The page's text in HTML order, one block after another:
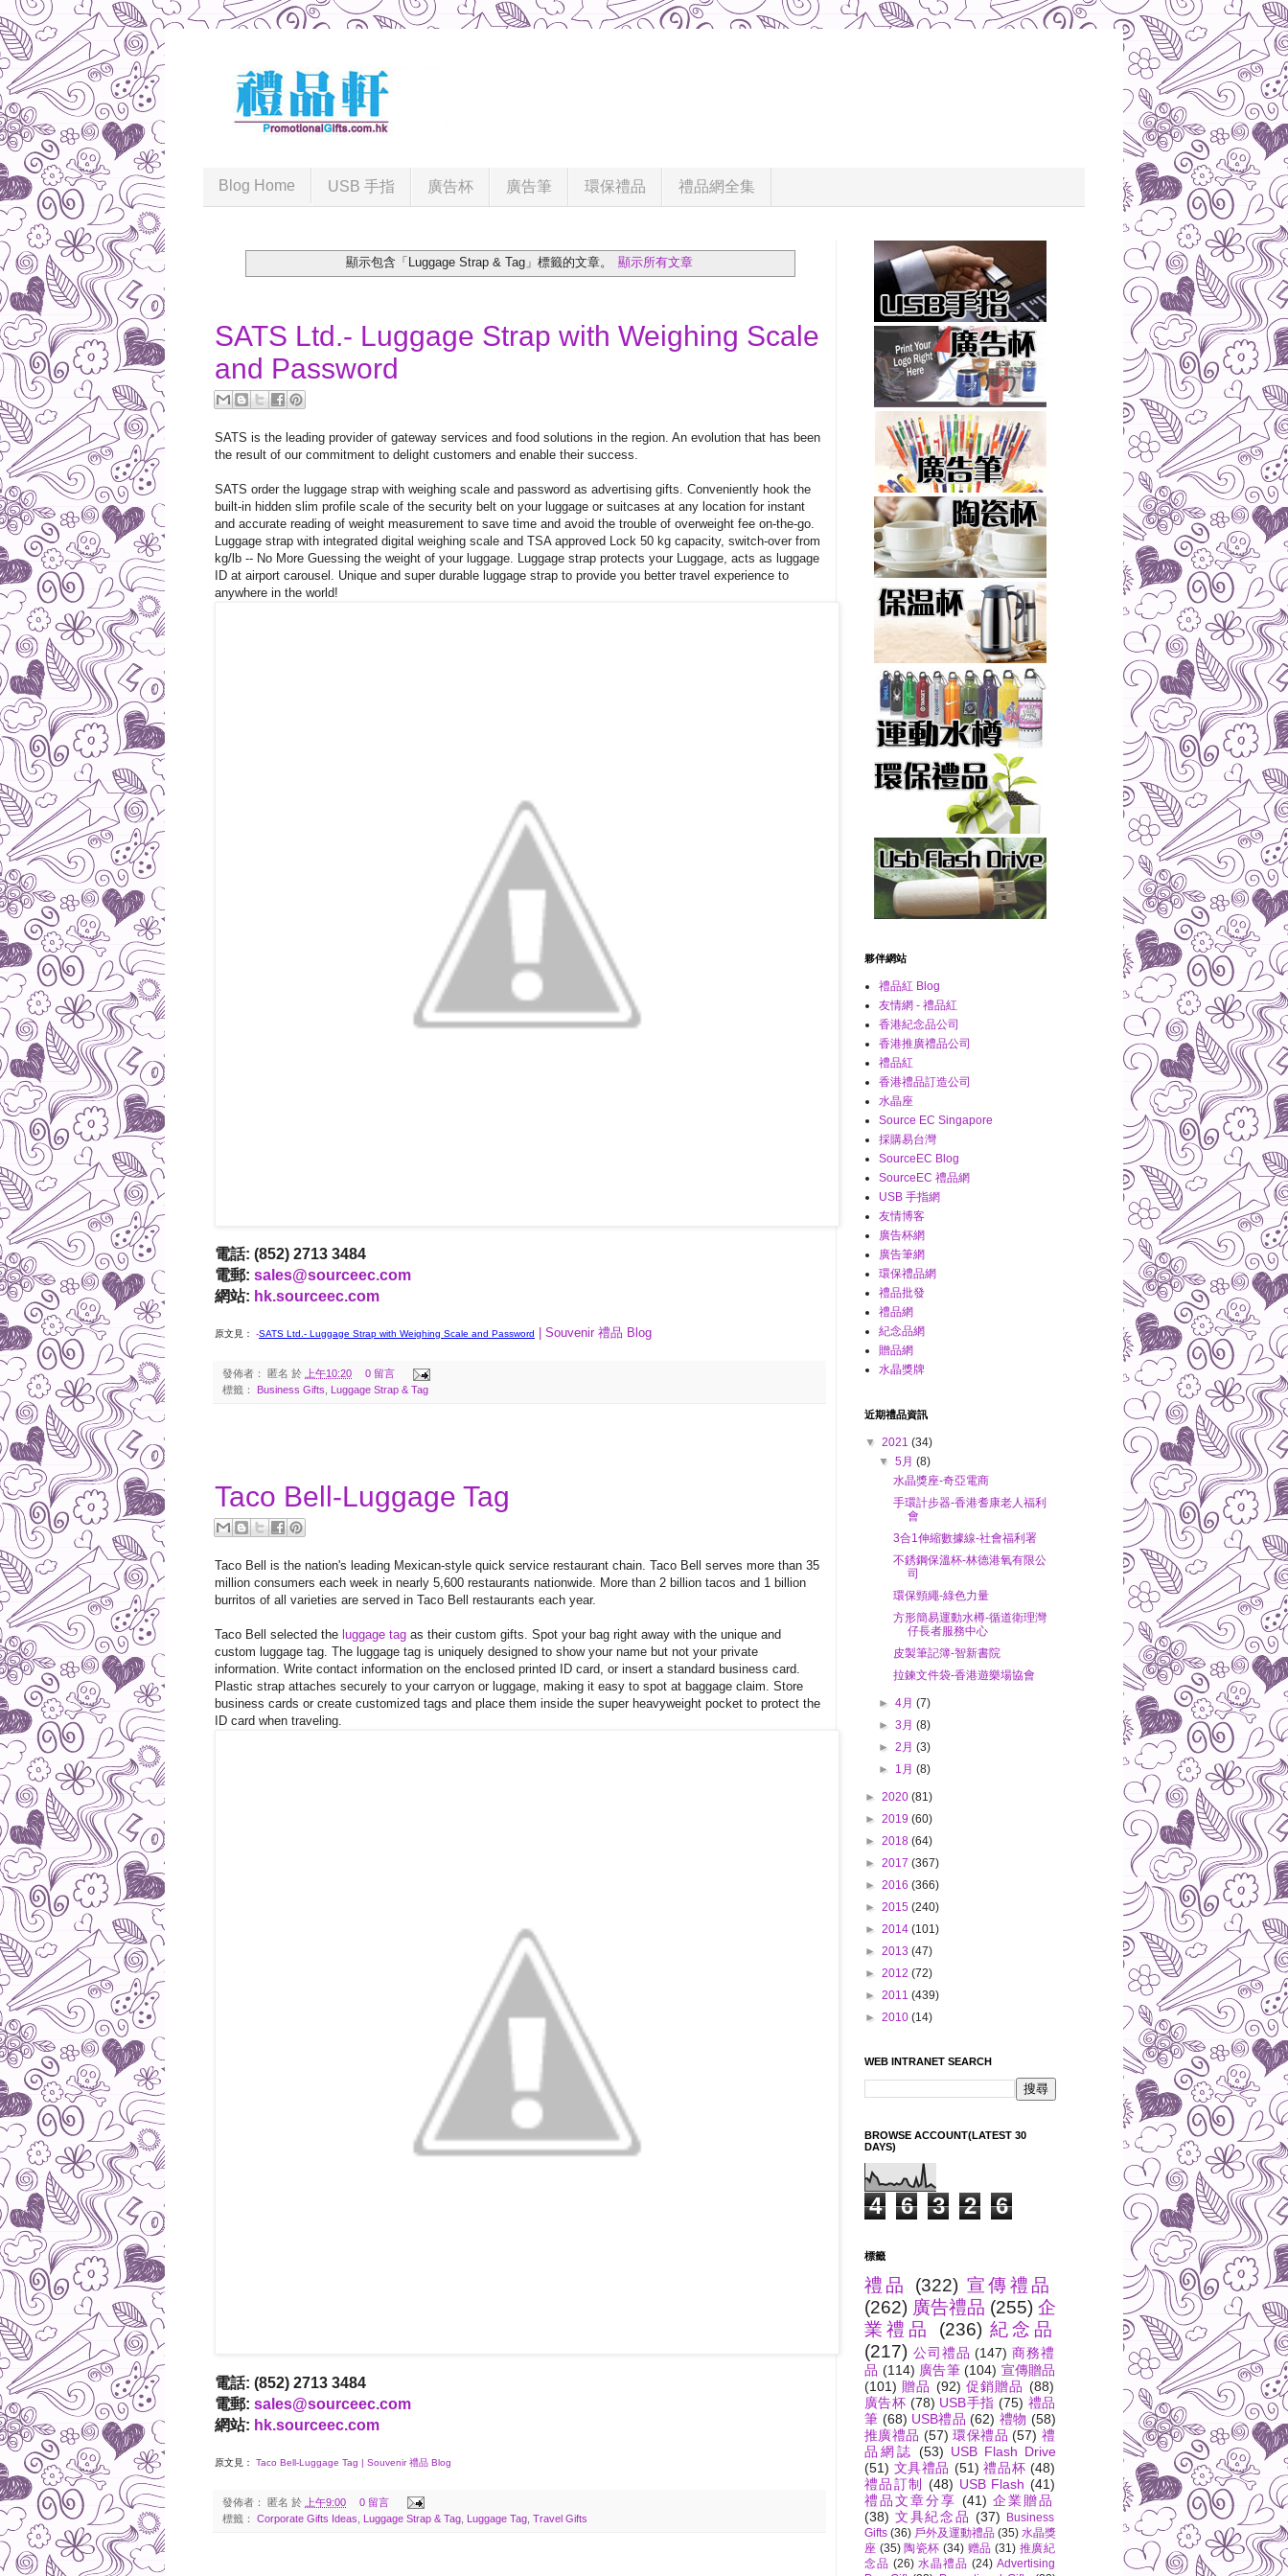
Blog Home USB 手指 廣告杯 廣告筆 環保禮品 禮品網全集
顯示包含「Luggage Strap & Tag」標籤的文章。 顯示所有文章
SATS Ltd.- Luggage Strap with Weighing Scale
and Password
SATS is the leading provider of gateway services and food solutions in the region. An evolution that has been
the result of our commitment to delight customers and enable their success.
SATS order the luggage strap with weighing scale and password as advertising gifts. Conveniently hook the
built-in hidden slim profile scale of the security belt on your luggage or suitcases at any location for instant
and accurate reading of weight measurement to save time and avoid the trouble of overweight fee on-the-go.
Luggage strap with integrated digital weighing scale and TSA approved Lock 50 kg capacity, switch-over from
kg/lb -- No More Guessing the weight of your luggage. Luggage strap protects your Luggage, acts as luggage
ID at airport carousel. Unique and super durable luggage strap to provide you better travel experience to
anywhere in the world!
電話: (852) 2713 3484
電郵: sales@sourceec.com
網站: hk.sourceec.com
原文見： -SATS Ltd.- Luggage Strap with Weighing Scale and Password | Souvenir 禮品 Blog
發佈者： 匿名 於 上午10:20
0 留言
標籤：
Business Gifts Luggage Strap & Tag
Taco Bell-Luggage Tag
Taco Bell is the nation's leading Mexican-style quick service restaurant chain. Taco Bell serves more than 35
million consumers each week in nearly 5,600 restaurants nationwide. More than 2 billion tacos and 1 billion
burritos of all varieties are served in Taco Bell restaurants each year.
Taco Bell selected the luggage tag as their custom gifts. Spot your bag right away with the unique and
custom luggage tag. The luggage tag is uniquely designed to show your name but not your private
information. Write contact information on the enclosed printed ID card, or insert a standard business card.
Plastic strap attaches securely to your carryon or luggage, making it easy to spot at baggage claim. Store
business cards or create customized tags and place them inside the super heavyweight pocket to protect the
ID card when traveling.
電話: (852) 2713 3484
電郵: sales@sourceec.com
網站: hk.sourceec.com
原文見： Taco Bell-Luggage Tag | Souvenir 禮品 Blog
發佈者： 匿名 於 上午9:00
0 留言
標籤： Corporate Gifts Ideas Luggage Strap & Tag Luggage Tag Travel Gifts
夥伴網站
禮品紅 Blog
友情網 - 禮品紅
香港紀念品公司
香港推廣禮品公司
禮品紅
香港禮品訂造公司
水晶座
Source EC Singapore
採購易台灣
SourceEC Blog
SourceEC 禮品網
USB 手指網
友情博客
廣告杯網
廣告筆網
環保禮品網
禮品批發
禮品網
紀念品網
贈品網
水晶獎牌
近期禮品資訊
▼ 2021 (34)
▼5月(8)
水晶獎座-奇亞電商
手環計步器-香港耆康老人福利
會
3合1伸縮數據線-社會福利署
不銹鋼保溫杯-林德港氧有限公
司
環保頸繩-綠色力量
方形簡易運動水樽-循道衛理灣
仔長者服務中心
皮製筆記簿-智新書院
拉鍊文件袋-香港遊樂場協會
►4月(7)
►3月(8)
►2月(3)
► 1月(8)
► 2020 (81)
► 2019 (60)
► 2018 (64)
► 2017 (367)
► 2016 (366)
► 2015 (240)
► 2014 (101)
► 2013 (47)
► 2012 (72)
► 2011 (439)
► 2010 (14)
WEB INTRANET SEARCH
BROWSE ACCOUNT(LATEST 30
DAYS)
4 6 3 2 6
標籤
禮品 (322) 宣傳禮品
(262) 廣告禮品 (255) 企
業禮品
(236) 紀念品
(217) 公司禮品 (147) 商務禮
品 (114) 廣告筆 (104) 宣傳贈品
(101) 贈品 (92) 促銷贈品 (88)
廣告杯 (78) USB手指 (75) 禮品
筆 (68) USB禮品 (62) 禮物 (58)
推廣禮品 (57) 環保禮品 (57) 禮
品網誌 (53) USB Flash Drive
(51) 文具禮品 (51) 禮品杯 (48)
禮品訂制
(48) USB Flash (41)
禮品文章分享 (41) 企業贈品
(38) 文具紀念品 (37)
Business
Gifts (36) 戶外及運動禮品 (35) 水晶獎
座 (35) 陶瓷杯 (34) 赠品 (31) 推廣紀
念品 (26) 水晶禮品 (24) Advertising